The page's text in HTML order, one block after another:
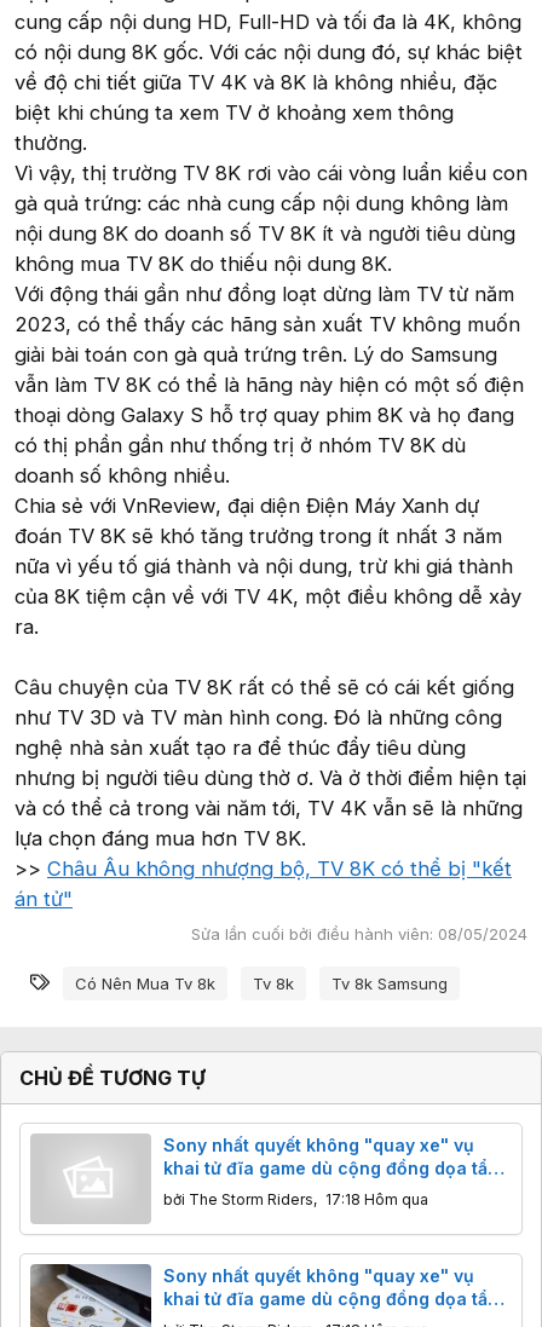
cung cấp nội dung HD, Full-HD và tối đa là 4K, không
có nội dung 8K gốc. Với các nội dung đó, sự khác biệt
về độ chi tiết giữa TV 4K và 8K là không nhiều, đặc
biệt khi chúng ta xem TV ở khoảng xem thông
thường.
Vì vậy, thị trường TV 8K rơi vào cái vòng luẩn kiểu con
gà quả trứng: các nhà cung cấp nội dung không làm
nội dung 8K do doanh số TV 8K ít và người tiêu dùng
không mua TV 8K do thiếu nội dung 8K.
Với động thái gần như đồng loạt dừng làm TV từ năm
2023, có thể thấy các hãng sản xuất TV không muốn
giải bài toán con gà quả trứng trên. Lý do Samsung
vẫn làm TV 8K có thể là hãng này hiện có một số điện
thoại dòng Galaxy S hỗ trợ quay phim 8K và họ đang
có thị phần gần như thống trị ở nhóm TV 8K dù
doanh số không nhiều.
Chia sẻ với VnReview, đại diện Điện Máy Xanh dự
đoán TV 8K sẽ khó tăng trưởng trong ít nhất 3 năm
nữa vì yếu tố giá thành và nội dung, trừ khi giá thành
của 8K tiệm cận về với TV 4K, một điều không dễ xảy
ra.
Câu chuyện của TV 8K rất có thể sẽ có cái kết giống
như TV 3D và TV màn hình cong. Đó là những công
nghệ nhà sản xuất tạo ra để thúc đẩy tiêu dùng
nhưng bị người tiêu dùng thờ ơ. Và ở thời điểm hiện tại
và có thể cả trong vài năm tới, TV 4K vẫn sẽ là những
lựa chọn đáng mua hơn TV 8K.
>> Châu Âu không nhượng bộ, TV 8K có thể bị "kết
án tử"
Sửa lần cuối bởi điều hành viên: 08/05/2024
Từ khóa
Có Nên Mua Tv 8k Tv 8k Tv 8k Samsung
CHỦ ĐỀ TƯƠNG TỰ
Sony nhất quyết không "quay xe" vụ
khai tử đĩa game dù cộng đồng dọa tẩy
chay
bởi The Storm Riders, 17:18 Hôm qua
Sony nhất quyết không "quay xe" vụ
khai tử đĩa game dù cộng đồng dọa tẩy
chay